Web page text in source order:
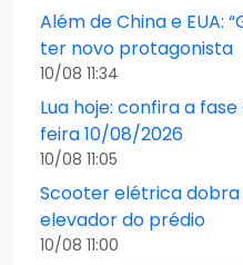
Além de China e EUA:
ter novo protagonista
10/08 11:34
Lua hoje: confira a
feira 10/08/2026
10/08 11:05
Scooter elétrica
elevador do prédio
10/08 11:00